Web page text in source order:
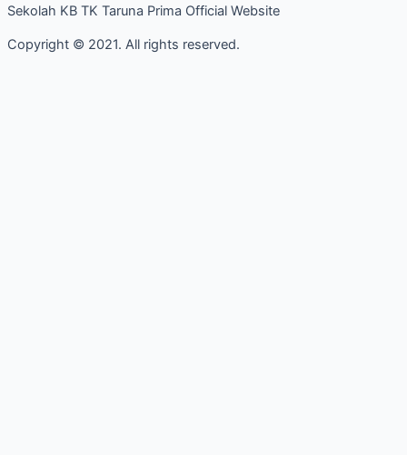
Sekolah KB TK Taruna Prima Official Website
Copyright © 2021. All rights reserved.